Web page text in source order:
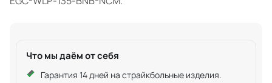
Что мы даём от себя
Гарантия 14 дней на страйкбольные изделия.